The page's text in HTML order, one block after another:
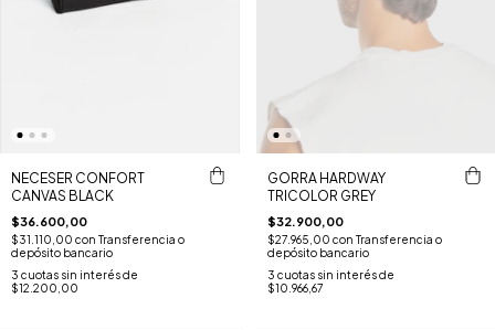
NECESER CONFORT
CANVAS BLACK
$36.600,00
$31.110,00 con Transferencia o
depósito bancario
3 cuotas sin interés de
$12.200,00
GORRA HARDWAY
TRICOLOR GREY
$32.900,00
$27.965,00 con Transferencia o
depósito bancario
3 cuotas sin interés de
$10.966,67